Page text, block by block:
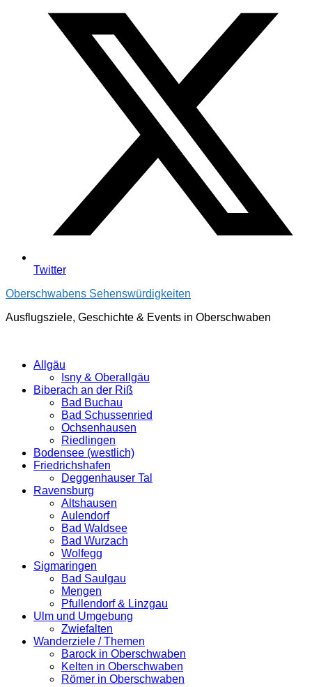
Twitter
Oberschwabens Sehenswürdigkeiten
Ausflugsziele, Geschichte & Events in Oberschwaben
Allgäu
Isny & Oberallgäu
Biberach an der Riß
Bad Buchau
Bad Schussenried
Ochsenhausen
Riedlingen
Bodensee (westlich)
Friedrichshafen
Deggenhauser Tal
Ravensburg
Altshausen
Aulendorf
Bad Waldsee
Bad Wurzach
Wolfegg
Sigmaringen
Bad Saulgau
Mengen
Pfullendorf & Linzgau
Ulm und Umgebung
Zwiefalten
Wanderziele / Themen
Barock in Oberschwaben
Kelten in Oberschwaben
Römer in Oberschwaben